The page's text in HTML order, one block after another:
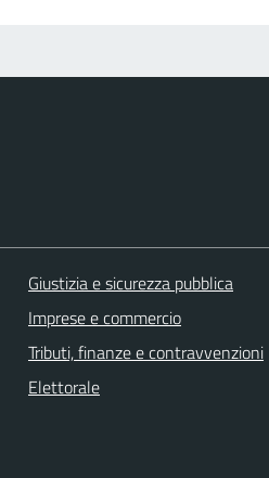
Giustizia e sicurezza pubblica
Imprese e commercio
Tributi, finanze e contravvenzioni
Elettorale